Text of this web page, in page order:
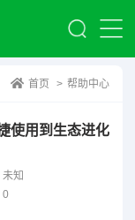
首页 > 帮助中心
使用到生态进化
未知
0